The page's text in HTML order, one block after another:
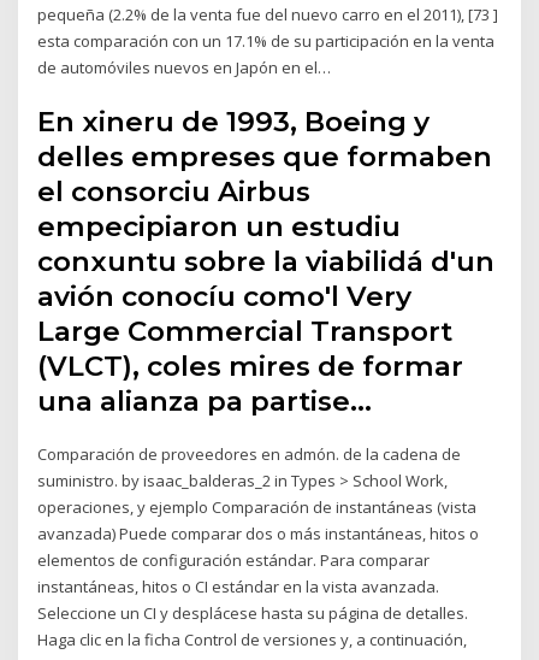
pequeña (2.2% de la venta fue del nuevo carro en el 2011), [73 ]
esta comparación con un 17.1% de su participación en la venta
de automóviles nuevos en Japón en el…
En xineru de 1993, Boeing y
delles empreses que formaben
el consorciu Airbus
empecipiaron un estudiu
conxuntu sobre la viabilidá d'un
avión conocíu como'l Very
Large Commercial Transport
(VLCT), coles mires de formar
una alianza pa partise…
Comparación de proveedores en admón. de la cadena de
suministro. by isaac_balderas_2 in Types > School Work,
operaciones, y ejemplo Comparación de instantáneas (vista
avanzada) Puede comparar dos o más instantáneas, hitos o
elementos de configuración estándar. Para comparar
instantáneas, hitos o CI estándar en la vista avanzada.
Seleccione un CI y desplácese hasta su página de detalles.
Haga clic en la ficha Control de versiones y, a continuación,